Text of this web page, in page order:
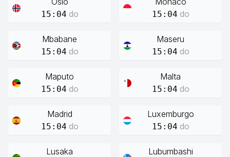
15:04 do 15:04 do
Mbabane
15:04 do
Maseru
15:04 do
Maputo
15:04 do
Malta
15:04 do
Madrid
15:04 do
Luxemburgo
15:04 do
Lusaka Lubumbashi